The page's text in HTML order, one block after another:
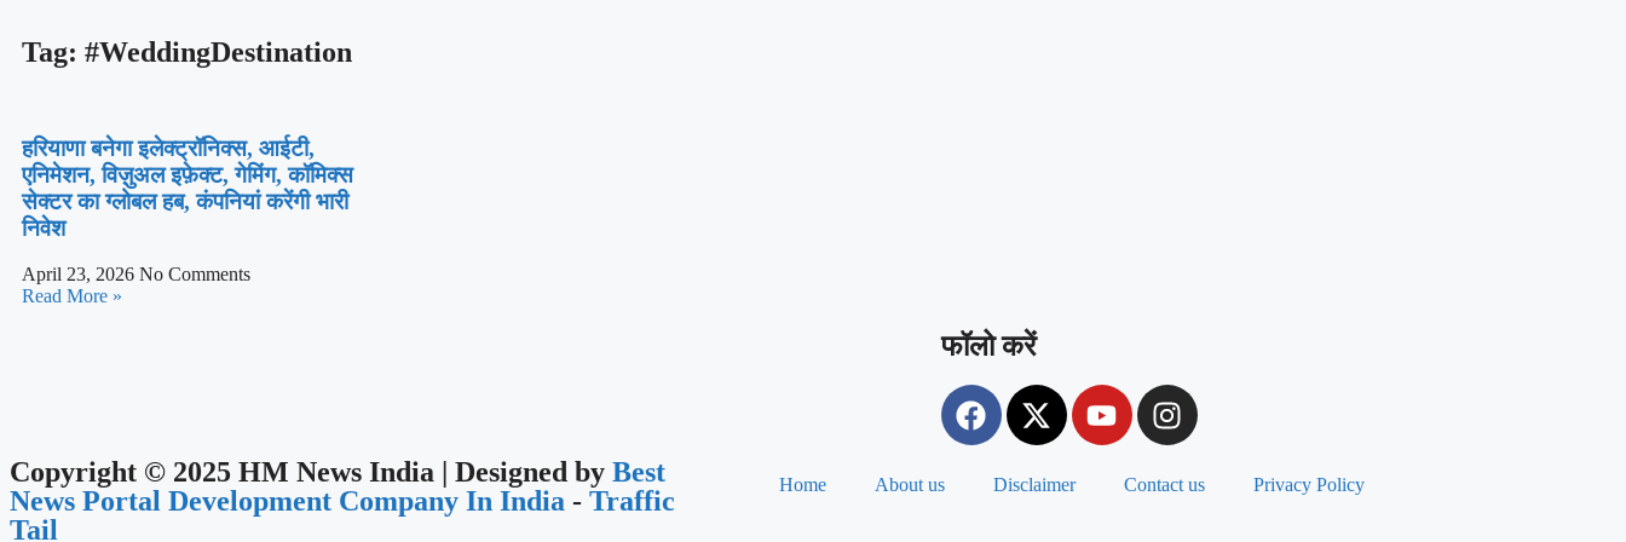
Tag: #WeddingDestination
हरियाणा बनेगा इलेक्ट्रॉनिक्स, आईटी,
एनिमेशन, विज़ुअल इफ़ेक्ट, गेमिंग, कॉमिक्स
सेक्टर का ग्लोबल हब, कंपनियां करेंगी भारी
निवेश
April 23, 2026 No Comments
Read More »
फॉलो करें
Copyright © 2025 HM News India | Designed by Best
News Portal Development Company In India - Traffic
Tail
Home About us Disclaimer Contact us Privacy Policy